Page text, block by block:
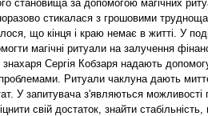
становища за допомогою магічних
стикалася з грошовими
що кінця і краю немає в житті. У
магічні ритуали на залучення
знахаря Сергія Кобзаря надають
Ритуали чаклуна дають
У запитувача з'являються можливості
свій достаток, знайти